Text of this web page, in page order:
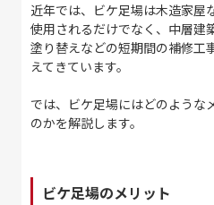
近年では、ビケ足場は木造家屋
使用されるだけでなく、中層建
塗り替えなどの短期間の補修工
えてきています。
では、ビケ足場にはどのような
のかを解説します。
ビケ足場のメリット